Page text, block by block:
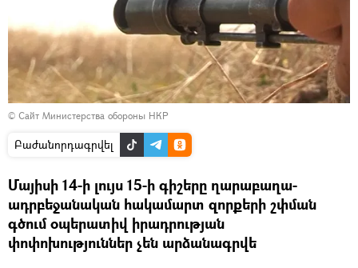
© Сайт Министерства обороны НКР
Բաժանորդագրվել
Մայիսի 14-ի լույս 15-ի գիշերը ղարաբաղա-
ադրբեջանական հակամարտ զորքերի շփման
գծում օպերատիվ իրադրության
փոփոխություններ չեն արձանագրվե